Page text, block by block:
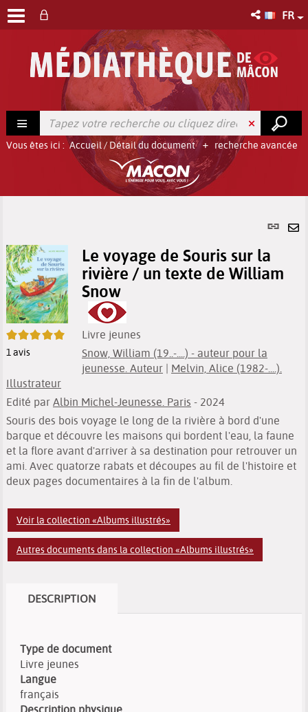
FR
recherche avancée
Vous êtes ici : Accueil/ Détail du document
Lien
5/5
1avis
Le voyage de Souris sur la
rivière / un texte de William
Snow
Livre jeunes
Snow, William (19..-....) - auteur pour la
jeunesse. Auteur | Melvin, Alice (1982-....).
Illustrateur
Edité par Albin Michel-Jeunesse. Paris - 2024
Souris des bois voyage le long de la rivière à bord d'une
barque et découvre les maisons qui bordent l'eau, la faune
et la flore avant d'arriver à sa destination pour retrouver un
ami. Avec quatorze rabats et découpes au fil de l'histoire et
deux pages documentaires à la fin de l'album.
Voir la collection «Albums illustrés»
Autres documents dans la collection «Albums illustrés»
DESCRIPTION
Type de document
Livre jeunes
Langue
français
Description physique